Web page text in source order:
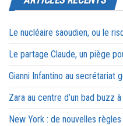
Le nucléaire saoudien, ou le
Le partage Claude, un piège
Gianni Infantino au secrétariat
Zara au centre d’un bad buzz
New York : de nouvelles